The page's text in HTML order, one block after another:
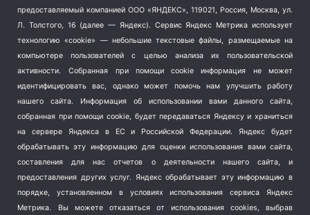
Терроризм (1)
Транспорт (262)
Туризм (178)
Флот (76)
Школа и спорт (2)
Экология (8)
Экономика (1172)
предоставляемый компанией ООО «ЯНДЕКС», 119021, Россия, Москва, ул.
Л. Толстого, 16 (далее — Яндекс). Сервис Яндекс Метрика использует
технологию «cookie» — небольшие текстовые файлы, размещаемые на
компьютере пользователей с целью анализа их пользовательской
активности.
Собранная при помощи cookie информация не может
идентифицировать вас, однако может помочь нам улучшить работу
нашего сайта. Информация об использовании вами данного сайта,
собранная при помощи cookie, будет передаваться Яндексу и храниться
на сервере Яндекса в ЕС и Российской Федерации. Яндекс будет
обрабатывать эту информацию для оценки использования вами сайта,
составления для нас отчетов о деятельности нашего сайта, и
предоставления других услуг. Яндекс обрабатывает эту информацию в
порядке, установленном в условиях использования сервиса Яндекс
Метрика.
Вы можете отказаться от использования cookies, выбрав